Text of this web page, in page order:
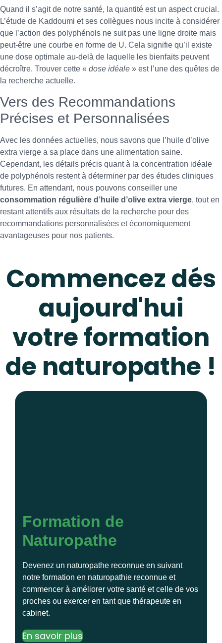
Quand il s’agit de notre santé, la quantité est un aspect crucial.
L’étude de Kaddoumi et ses collègues nous incite à considérer
que l’action des polyphénols ne suit pas une ligne droite mais
peut-être une courbe en forme de U. Cela signifie qu’il existe
une dose optimale au-delà de laquelle les bienfaits peuvent
décroître. Trouver cette « dose idéale » est l’une des quêtes de
la recherche actuelle.
Vers des Recommandations
Précises et Personnalisées
Avec les données actuelles, nous savons que l’huile d’olive
extra vierge a sa place dans une alimentation saine.
Cependant, les détails précis quant à la concentration idéale
de polyphénols restent à déterminer par des études cliniques
futures. En attendant, nous pouvons conseiller une
consommation régulière d’huile d’olive extra vierge, tout en
restant attentifs aux résultats de la recherche pour des
recommandations personnalisées et économiquement
avantageuses pour nos patients.
Commencez dés
aujourd'hui
votre formation
de naturopathe !
Formation de
Naturopathe
Devenez un naturopathe reconnue en suivant
notre formation en naturopathie reconnue et
commencer à améliorer votre santé et celle de vos
proches ou exercer en tant que thérapeute en
cabinet.
En savoir plus